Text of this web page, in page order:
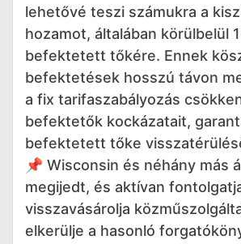
lehetővé teszi számukra a
hozamot, általában körülbelül
befektetett tőkére. Ennek
befektetések hosszú távon
a fix tarifaszabályozás
befektetők kockázatait,
befektetett tőke
📌 Wisconsin és néhány más
megijedt, és aktívan
visszavásárolja
elkerülje a hasonló